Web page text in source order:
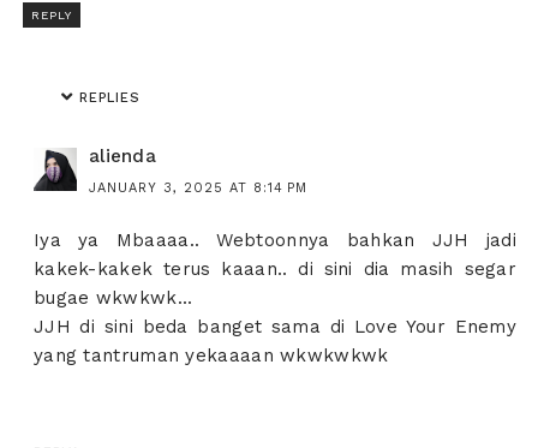
REPLY
REPLIES
alienda
JANUARY 3, 2025 AT 8:14 PM
Iya ya Mbaaaa.. Webtoonnya bahkan JJH jadi
kakek-kakek terus kaaan.. di sini dia masih segar
bugae wkwkwk...
JJH di sini beda banget sama di Love Your Enemy
yang tantruman yekaaaan wkwkwkwk